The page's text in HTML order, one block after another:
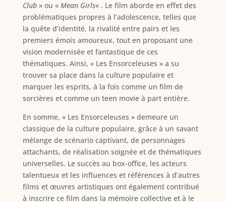
Club» ou « Mean Girls« . Le film aborde en effet des
problématiques propres à l’adolescence, telles que
la quête d’identité, la rivalité entre pairs et les
premiers émois amoureux, tout en proposant une
vision modernisée et fantastique de ces
thématiques. Ainsi, « Les Ensorceleuses » a su
trouver sa place dans la culture populaire et
marquer les esprits, à la fois comme un film de
sorcières et comme un teen movie à part entière.
En somme, « Les Ensorceleuses » demeure un
classique de la culture populaire, grâce à un savant
mélange de scénario captivant, de personnages
attachants, de réalisation soignée et de thématiques
universelles. Le succès au box-office, les acteurs
talentueux et les influences et références à d’autres
films et œuvres artistiques ont également contribué
à inscrire ce film dans la mémoire collective et à le